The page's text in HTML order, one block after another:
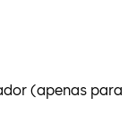
(apenas para